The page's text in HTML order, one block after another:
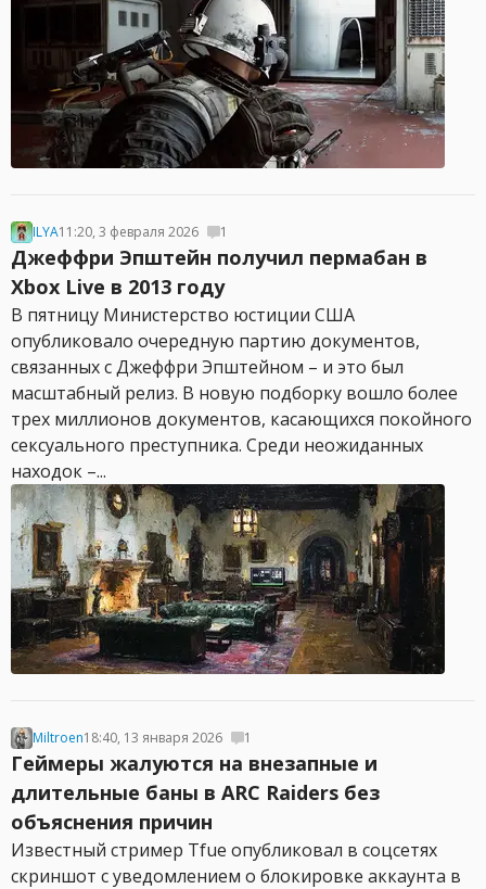
ILYA11:20, 3 февраля 2026 1
Джеффри Эпштейн получил пермабан в
Xbox Live в 2013 году
В пятницу Министерство юстиции США
опубликовало очередную партию документов,
связанных с Джеффри Эпштейном – и это был
масштабный релиз. В новую подборку вошло более
трех миллионов документов, касающихся покойного
сексуального преступника. Среди неожиданных
находок –...
Miltroen18:40, 13 января 2026 1
Геймеры жалуются на внезапные и
длительные баны в ARC Raiders без
объяснения причин
Известный стример Tfue опубликовал в соцсетях
скриншот с уведомлением о блокировке аккаунта в